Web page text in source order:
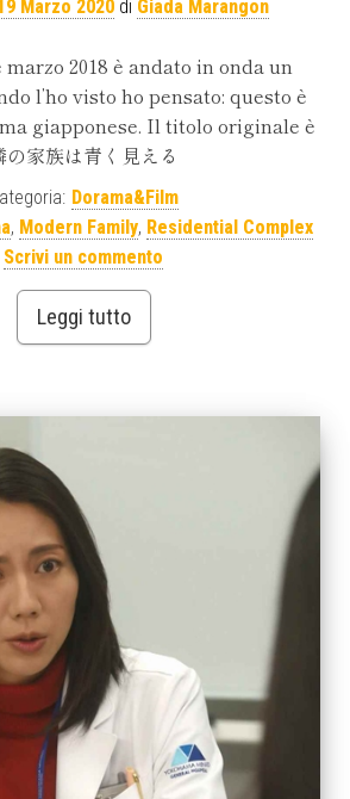
Marzo 2020di Giada Marangon
2018 è andato in onda un
l’ho visto ho pensato: questo è
giapponese. Il titolo originale è
の家族は青く見える
Dorama&Film
, Modern Family, Residential Complex
Scrivi un commento
Leggi tutto